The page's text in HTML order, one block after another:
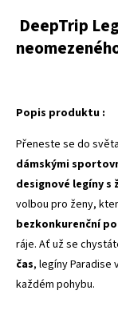
DeepTrip
Popis produktu :
Přeneste se do
dámskými
designové legíny
volbou pro ženy,
bezkonkurenční
ráje. Ať už se
čas, legíny
každém pohybu.